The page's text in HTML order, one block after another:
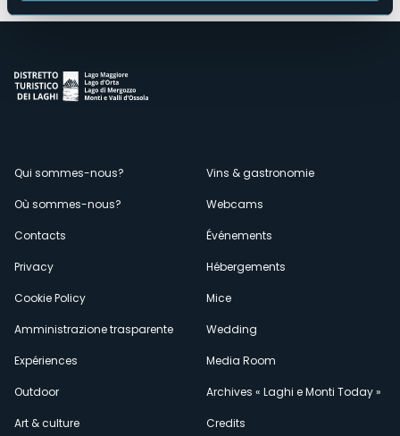
Menù
secondario
Qui sommes-nous?
Où sommes-nous?
Contacts
Privacy
Cookie Policy
Amministrazione trasparente
Expériences
Outdoor
Art & culture
Vins & gastronomie
Webcams
Événements
Hébergements
Mice
Wedding
Media Room
Archives « Laghi e Monti Today »
Credits